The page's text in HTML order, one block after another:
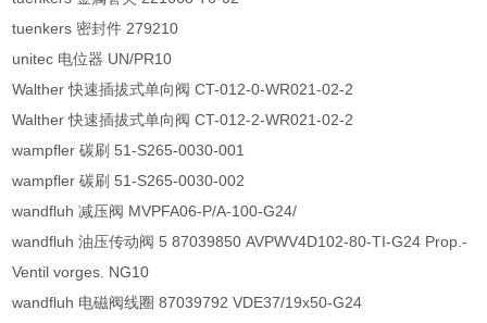
tuenkers 密封件 279210
unitec 电位器 UN/PR10
Walther 快速插拔式单向阀 CT-012-0-WR021-02-2
Walther 快速插拔式单向阀 CT-012-2-WR021-02-2
wampfler 碳刷 51-S265-0030-001
wampfler 碳刷 51-S265-0030-002
wandfluh 减压阀 MVPFA06-P/A-100-G24/
wandfluh 油压传动阀 5 87039850 AVPWV4D102-80-TI-G24 Prop.-
Ventil vorges. NG10
wandfluh 电磁阀线圈 87039792 VDE37/19x50-G24